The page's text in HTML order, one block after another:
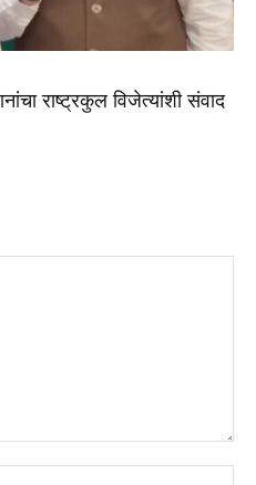
राष्ट्रकुल विजेत्यांशी संवाद